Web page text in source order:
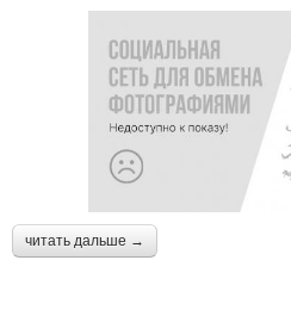
читать дальше →